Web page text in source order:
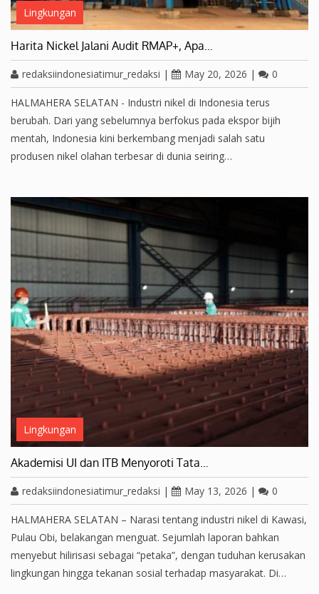
Lingkungan
Harita Nickel Jalani Audit RMAP+, Apa…
redaksiindonesiatimur_redaksi | May 20, 2026 | 0
HALMAHERA SELATAN - Industri nikel di Indonesia terus
berubah. Dari yang sebelumnya berfokus pada ekspor bijih
mentah, Indonesia kini berkembang menjadi salah satu
produsen nikel olahan terbesar di dunia seiring…
Lingkungan
Akademisi UI dan ITB Menyoroti Tata…
redaksiindonesiatimur_redaksi | May 13, 2026 | 0
HALMAHERA SELATAN – Narasi tentang industri nikel di Kawasi,
Pulau Obi, belakangan menguat. Sejumlah laporan bahkan
menyebut hilirisasi sebagai “petaka”, dengan tuduhan kerusakan
lingkungan hingga tekanan sosial terhadap masyarakat. Di…